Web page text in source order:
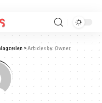
>Articles by: Owner